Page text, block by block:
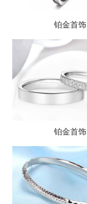
铂金首饰
铂金首饰